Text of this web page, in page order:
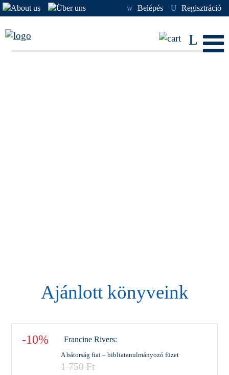
w Belépés U Regisztráció
L
Ajánlott könyveink
-10% Francine Rivers:
A bátorság fiai – bibliatanulmányozó füzet
1 750Ft